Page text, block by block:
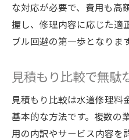
な対応が必要で、費用も高
握し、修理内容に応じた適
ブル回避の第一歩となります
見積もり比較で無駄
見積もり比較は水道修理料
基本的な方法です。複数の
用の内訳やサービス内容を